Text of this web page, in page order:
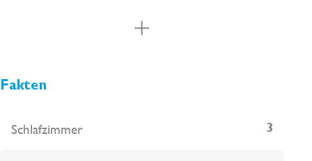
und Ausführungen wählen können. Die Wohnung ist
Preis inbegriffen. Das Gebäude verfügt über attraktive
wo Sie die hellen und warmen Sommertage auf
Fakten
Schlafzimmer 3